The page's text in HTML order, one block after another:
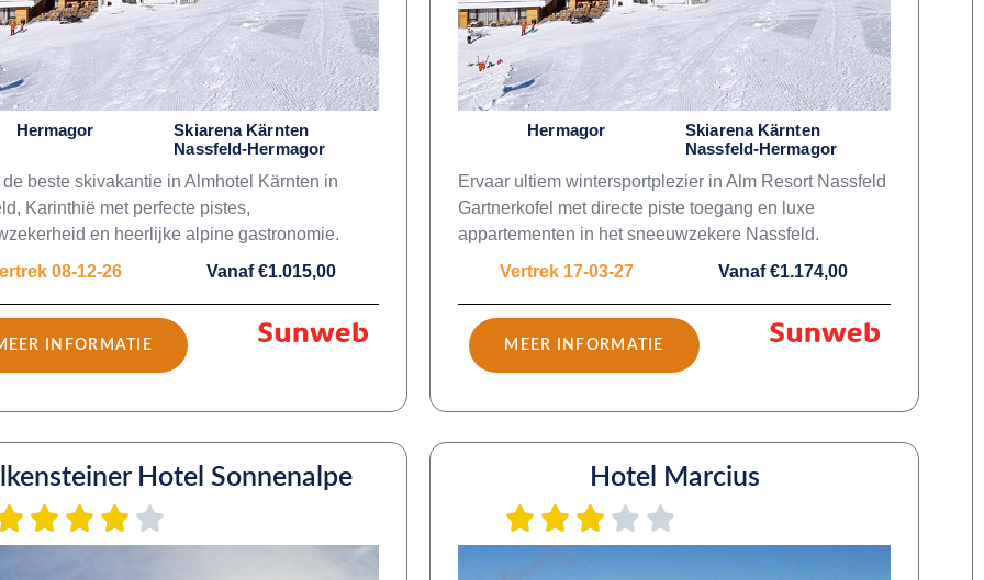
Hermagor
Skiarena Kärnten
Nassfeld-Hermagor
beste skivakantie in Almhotel Kärnten in
Karinthië met perfecte pistes,
en heerlijke alpine gastronomie.
08-12-26
Vanaf €1.015,00
INFORMATIE
Hermagor
Skiarena Kärnten
Nassfeld-Hermagor
Ervaar ultiem wintersportplezier in Alm Resort Nassfeld
Gartnerkofel met directe piste toegang en luxe
appartementen in het sneeuwzekere Nassfeld.
Vertrek 17-03-27
Vanaf €1.174,00
MEER INFORMATIE
Hotel Sonnenalpe Hotel Marcius